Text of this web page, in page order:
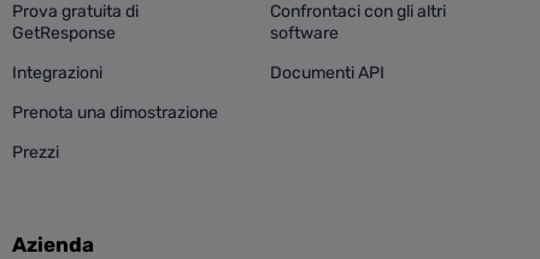
Prova gratuita di
GetResponse
Integrazioni
Prenota una dimostrazione
Prezzi
Confrontaci con gli altri
software
Documenti API
Azienda